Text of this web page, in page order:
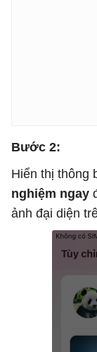
Bước 2:
Hiển thị thông
nghiệm ngay
ảnh đại diện